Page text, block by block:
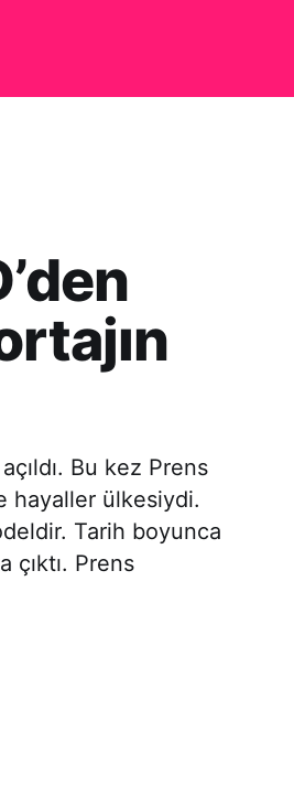
Bu kez Prens
hayaller ülkesiydi.
Tarih boyunca
Prens